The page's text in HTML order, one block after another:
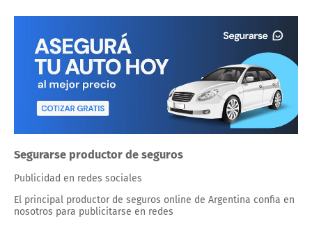
Segurarse productor de seguros
Publicidad en redes sociales
El principal productor de seguros online de Argentina confia en
nosotros para publicitarse en redes